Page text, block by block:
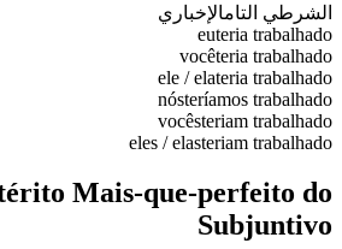
الشرطي التامالإخباري
euteria trabalhado
vocêteria trabalhado
ele / elateria trabalhado
nósteríamos trabalhado
vocêsteriam trabalhado
eles / elasteriam trabalhado
Mais-que-perfeito do
Subjuntivo